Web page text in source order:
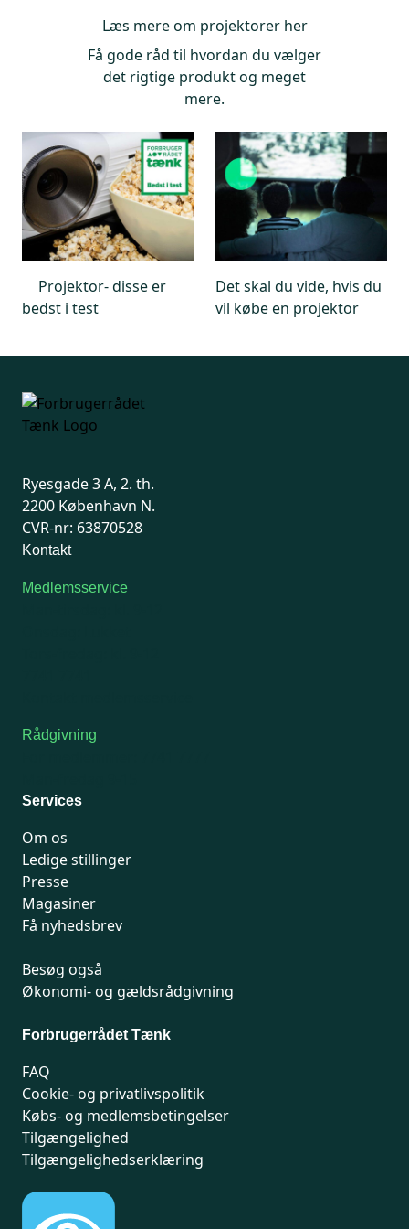
Læs mere om projektorer her
Få gode råd til hvordan du vælger
det rigtige produkt og meget
mere.
Projektor- disse er
bedst i test
Det skal du vide, hvis du
vil købe en projektor
Ryesgade 3 A, 2. th.
2200 København N.
CVR-nr: 63870528
Kontakt
Medlemsservice
Rådgivning
Services
Om os
Ledige stillinger
Presse
Magasiner
Få nyhedsbrev
Besøg også
Økonomi- og gældsrådgivning
Forbrugerrådet Tænk
FAQ
Cookie- og privatlivspolitik
Købs- og medlemsbetingelser
Tilgængelighed
Tilgængelighedserklæring